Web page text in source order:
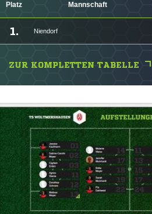
Platz Mannschaft
1. Niendorf
ZUR KOMPLETTEN TABELLE